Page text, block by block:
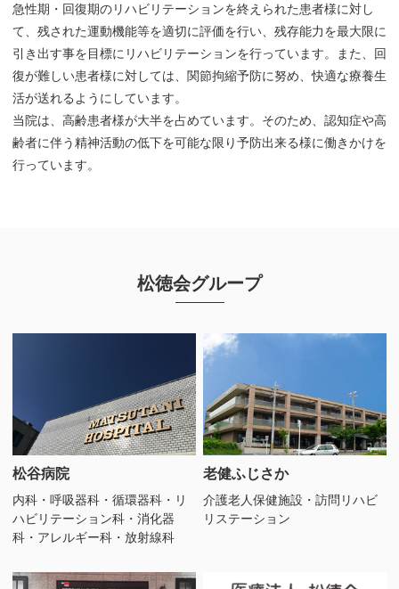
急性期・回復期のリハビリテーションを終えられた患者様に対し
て、残された運動機能等を適切に評価を行い、残存能力を最大限に
引き出す事を目標にリハビリテーションを行っています。また、回
復が難しい患者様に対しては、関節拘縮予防に努め、快適な療養生
活が送れるようにしています。
当院は、高齢患者様が大半を占めています。そのため、認知症や高
齢者に伴う精神活動の低下を可能な限り予防出来る様に働きかけを
行っています。
松徳会グループ
松谷病院
内科・呼吸器科・循環器科・リ
ハビリテーション科・消化器
科・アレルギー科・放射線科
老健ふじさか
介護老人保健施設・訪問リハビ
リステーション